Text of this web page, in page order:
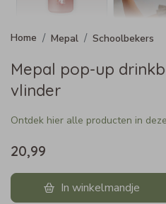
Mepal Schoolbekers
Mepal pop-up
vlinder
Ontdek hier alle producten in
20,99
In winkelmandje